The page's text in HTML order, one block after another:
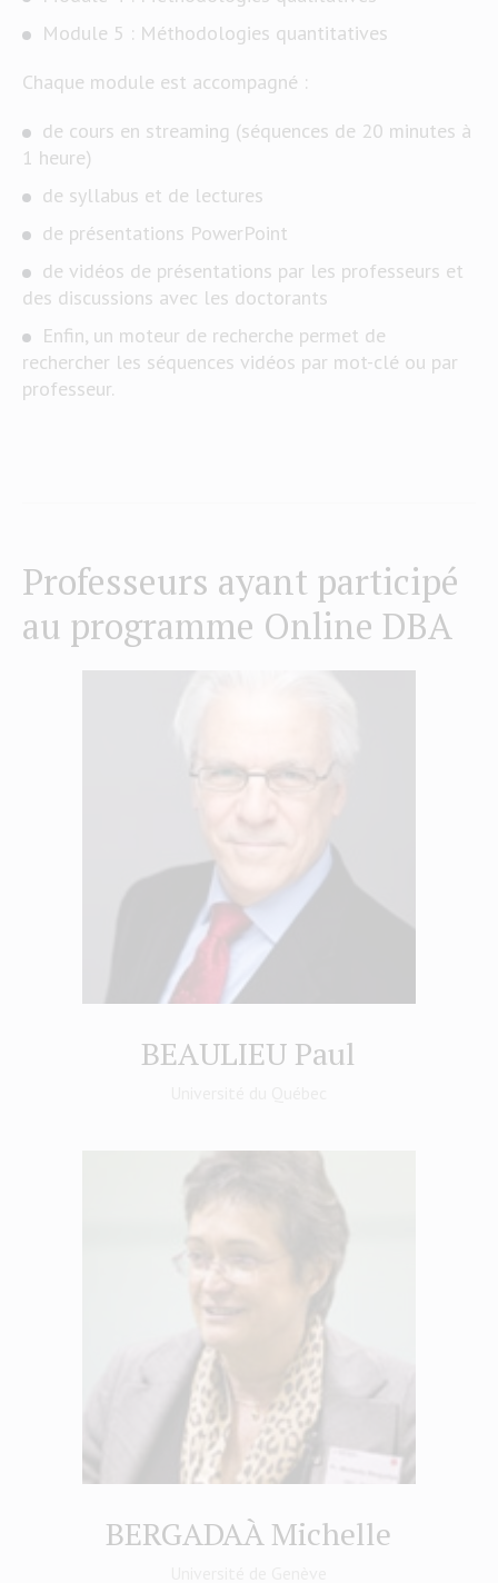
Module 5 : Méthodologies quantitatives
Chaque module est accompagné :
de cours en streaming (séquences de 20 minutes à
1 heure)
de syllabus et de lectures
de présentations PowerPoint
de vidéos de présentations par les professeurs et
des discussions avec les doctorants
Enfin, un moteur de recherche permet de
rechercher les séquences vidéos par mot-clé ou par
professeur.
Professeurs ayant participé
au programme Online DBA
BEAULIEU Paul
BERGADAÀ Michelle